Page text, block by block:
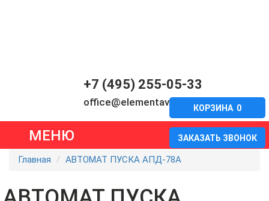
+7 (495) 255-05-33
office@elementavia.ru
ЗАКАЗАТЬ ЗВОНОК
КОРЗИНА 0
МЕНЮ
Главная АВТОМАТ ПУСКА АПД-78А